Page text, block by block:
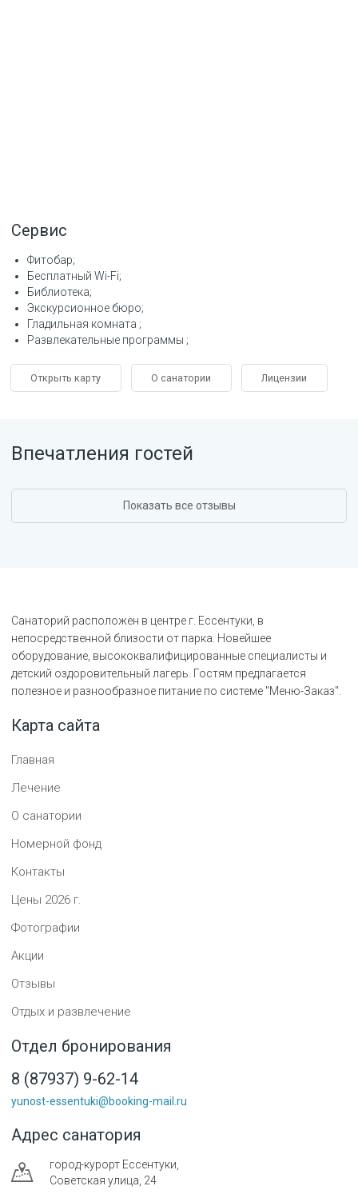
Сервис
Фитобар
Бесплатный Wi-Fi
Библиотека
Экскурсионное бюро
Гладильная комната
Развлекательные программы
Открыть карту О санатории Лицензии
Впечатления гостей
Показать все отзывы
Санаторий расположен в центре г. Ессентуки, в
непосредственной близости от парка. Новейшее
оборудование, высококвалифицированные специалисты и
детский оздоровительный лагерь. Гостям предлагается
полезное и разнообразное питание по системе "Меню-Заказ".
Карта сайта
Главная
Лечение
О санатории
Номерной фонд
Контакты
Цены 2026 г.
Фотографии
Акции
Отзывы
Отдых и развлечение
Отдел бронирования
8 (87937) 9-62-14
yunost-essentuki@booking-mail.ru
Адрес санатория
город-курорт Ессентуки
Советская улица, 24